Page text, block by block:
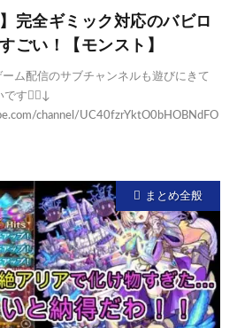
完全ギミック対応のバビロ
ごい！【モンスト】
ーム配信のサブチャンネルも遊びにきて
です🙇‍♂️↓
channel/UC40fzrYktO0bHOBNdFO
まとめ全般